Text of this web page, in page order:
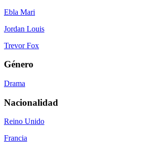
Ebla Mari
Jordan Louis
Trevor Fox
Género
Drama
Nacionalidad
Reino Unido
Francia